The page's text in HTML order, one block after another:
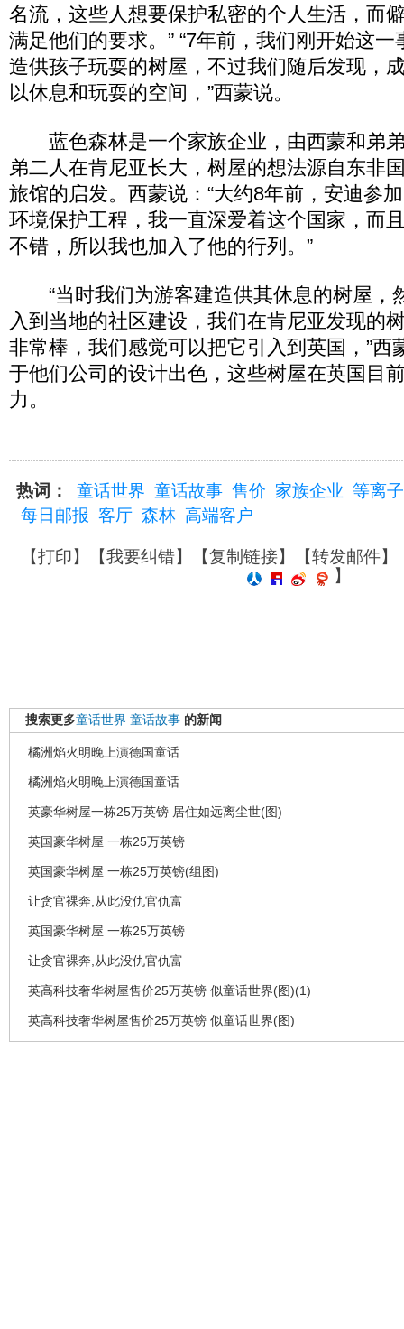
名流，这些人想要保护私密的个人生活，而
满足他们的要求。” “7年前，我们刚开始这
造供孩子玩耍的树屋，不过我们随后发现，
以休息和玩耍的空间，”西蒙说。
蓝色森林是一个家族企业，由西蒙和弟
弟二人在肯尼亚长大，树屋的想法源自东非
旅馆的启发。西蒙说：“大约8年前，安迪参
环境保护工程，我一直深爱着这个国家，而
不错，所以我也加入了他的行列。”
“当时我们为游客建造供其休息的树屋，
入到当地的社区建设，我们在肯尼亚发现的
非常棒，我们感觉可以把它引入到英国，”西
于他们公司的设计出色，这些树屋在英国目
力。
热词： 童话世界 童话故事 售价 家族企业 等离
每日邮报 客厅 森林 高端客户
【打印】【我要纠错】【复制链接】【转发邮件】
】
搜索更多童话世界 童话故事 的新闻
橘洲焰火明晚上演德国童话
橘洲焰火明晚上演德国童话
英豪华树屋一栋25万英镑 居住如远离尘世(图)
英国豪华树屋 一栋25万英镑
英国豪华树屋 一栋25万英镑(组图)
让贪官裸奔,从此没仇官仇富
英国豪华树屋 一栋25万英镑
让贪官裸奔,从此没仇官仇富
英高科技奢华树屋售价25万英镑 似童话世界(图)(1)
英高科技奢华树屋售价25万英镑 似童话世界(图)